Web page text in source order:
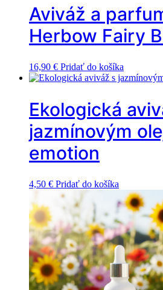
Aviváž a
Herbow Fairy
16,90 € Pridať do košíka
Ekologická
jazmínovým
emotion
4,50 € Pridať do košíka